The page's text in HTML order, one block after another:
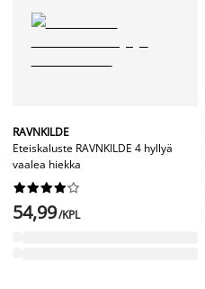
RAVNKILDE
Eteiskaluste RAVNKILDE 4 hyllyä
vaalea hiekka






54,99/KPL